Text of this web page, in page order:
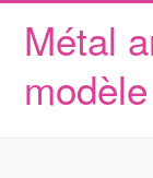
Métal
modèle
Skip to content
Accueil
Conditions d’utilisation